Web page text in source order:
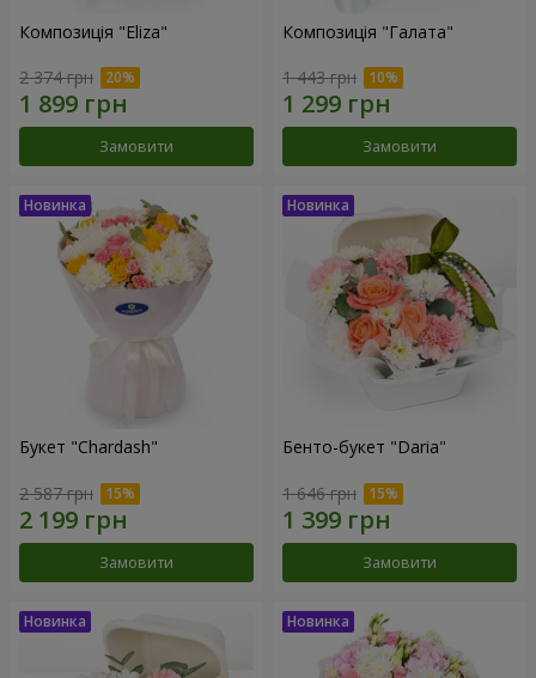
Композиція "Eliza"
2 374 грн
Замовити
Композиція "Галата"
1 443 грн
Замовити
Букет "Chardash"
2 587 грн
Замовити
Бенто-букет "Daria"
1 646 грн
Замовити